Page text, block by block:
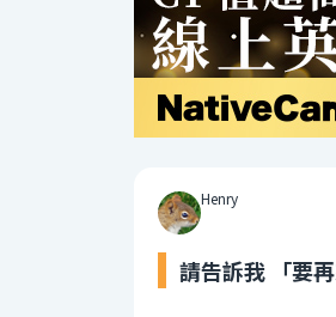
Henry
請告訴我 「要